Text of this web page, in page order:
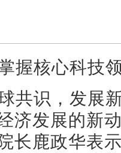
握核心科技
共识，发展
济发展的新
长鹿政华表